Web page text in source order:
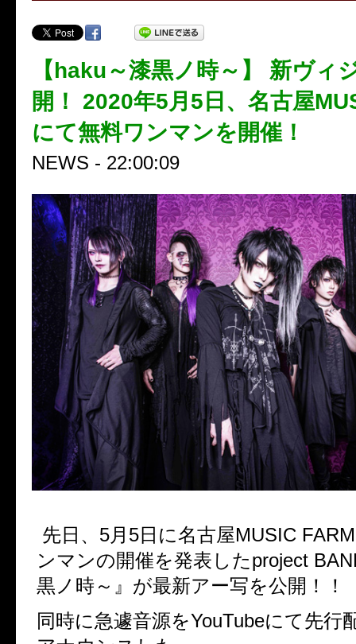
【haku～漆黒ノ時～】 新ヴィ
開！ 2020年5月5日、名古屋
にて無料ワンマンを開催！
NEWS - 22:00:09
先日、5月5日に名古屋MUSIC
ンマンの開催を発表したproject
黒ノ時～』が最新アー写を公開！！
同時に急遽音源をYouTubeにて先行